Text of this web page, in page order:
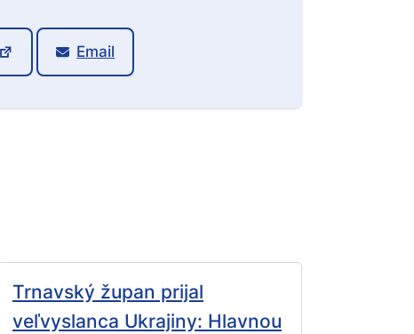
Email
Trnavský župan prijal
veľvyslanca Ukrajiny: Hlavnou